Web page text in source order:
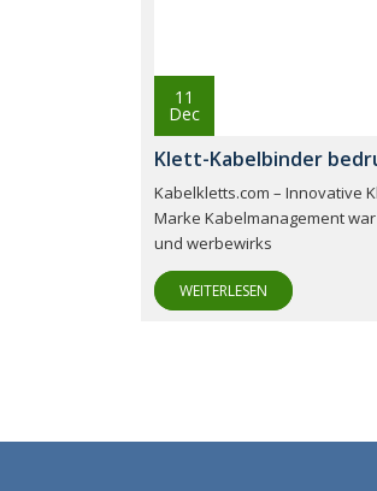
11
Dec
Klett-Kabelbinder
Kabelkletts.com – Innovative
Marke Kabelmanagement
und werbewirks
WEITERLESEN